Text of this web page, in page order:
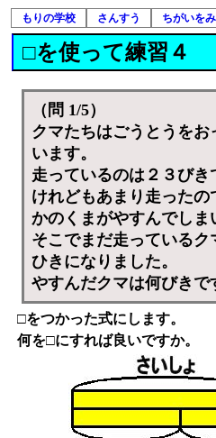
もりの学校 さんすう ちがいを
□を使って練習４
（問 1/5）
クマたちはごうとうをお
います。
走っているのは２３びき
けれどもあまり走ったの
かのくまがやすんでしま
そこでまだ走っているク
ひきになりました。
やすんだクマは何びきで
□をつかった式にします。
何を□にすれば良いですか。